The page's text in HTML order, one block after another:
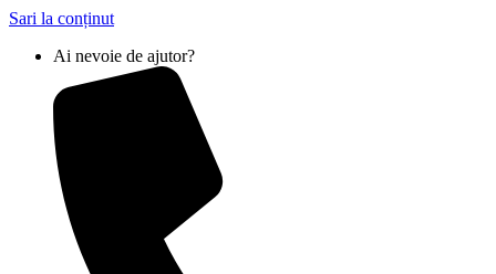
Sari la conținut
Ai nevoie de ajutor?